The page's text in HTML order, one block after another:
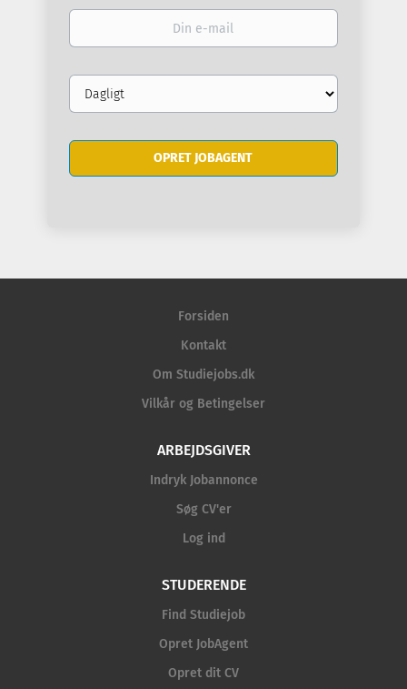
Din
Email
frequency
Forsiden
Kontakt
Om Studiejobs.dk
Vilkår og Betingelser
ARBEJDSGIVER
Indryk Jobannonce
Søg CV'er
Log ind
STUDERENDE
Find Studiejob
Opret JobAgent
Opret dit CV